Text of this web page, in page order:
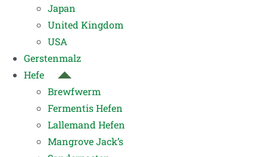
Japan
United Kingdom
USA
Gerstenmalz
Hefe
Brewfwerm
Fermentis Hefen
Lallemand Hefen
Mangrove Jack’s